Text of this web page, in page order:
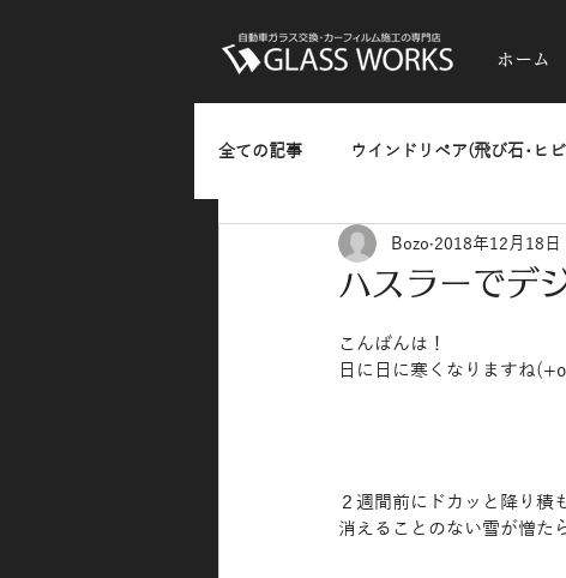
ホーム
全ての記事 ウインドリペア(飛び石･ヒ
ガラスのひっかきキズ･油膜・水垢除去
熱反射フィルム(反射発色タイプ)
ハスラーでデ
Bozo 2018年12月18日
こんばんは！
日に日に寒くなりますね
２週間前にドカッと降り積
消えることのない雪が憎